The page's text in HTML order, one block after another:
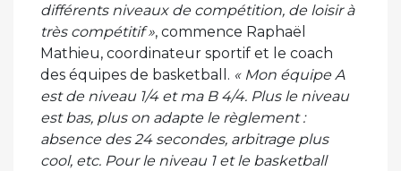
différents niveaux de compétition, de loisir à
très compétitif », commence Raphaël
Mathieu, coordinateur sportif et le coach
des équipes de basketball. « Mon équipe A
est de niveau 1/4 et ma B 4/4. Plus le niveau
est bas, plus on adapte le règlement :
absence des 24 secondes, arbitrage plus
cool, etc. Pour le niveau 1 et le basketball